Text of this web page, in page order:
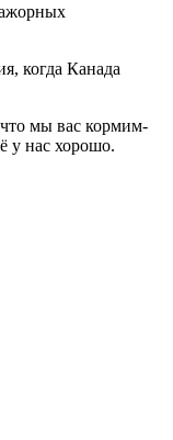
когда Канада
мы вас кормим-
у нас хорошо.